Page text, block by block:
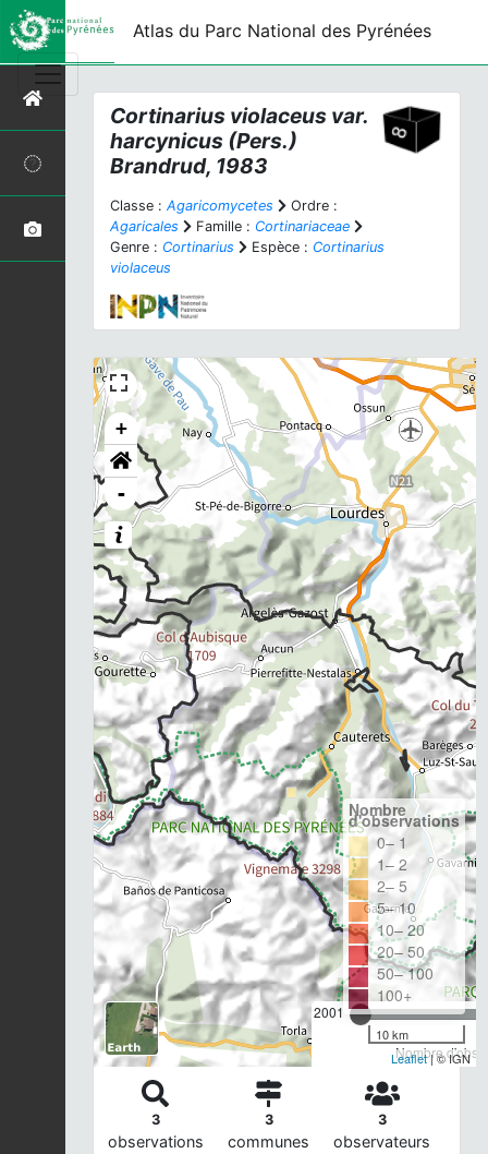
Atlas du Parc National des Pyrénées
Cortinarius violaceus var.
harcynicus (Pers.)
Brandrud, 1983
Classe : Agaricomycetes
Ordre :
Agaricales
Famille : Cortinariaceae
Genre : Cortinarius Espèce : Cortinarius
violaceus
+
-
2001
Nombre
Nombre
d'observations
0– 1
1– 2
2– 5
5– 10
10– 20
20– 50
50– 100
100+
10 km
Leaflet| © IGN
3
observations
3
communes
3
observateurs